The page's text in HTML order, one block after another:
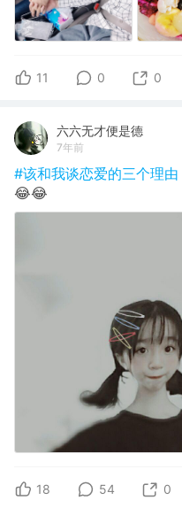
11 0 0
六六无才便是德
7年前
#该和我谈恋爱的三个理由
😂😂
18 54 0